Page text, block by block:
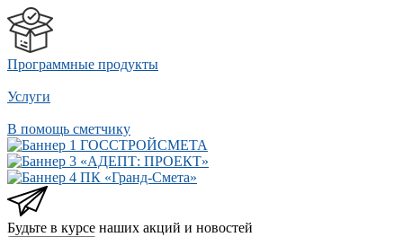
Программные продукты
Услуги
В помощь сметчику
ГОССТРОЙСМЕТА
«АДЕПТ: ПРОЕКТ»
ПК «Гранд-Смета»
Будьте в курсе наших акций и новостей